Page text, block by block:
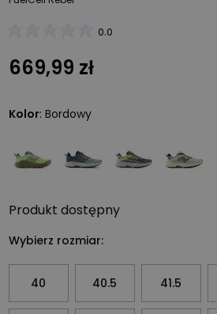
0.0
669,99 zł
Kolor: Bordowy
Produkt dostępny
Wybierz rozmiar:
40 40.5 41.5